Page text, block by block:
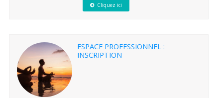
Cliquez ici
ESPACE PROFESSIONNEL :
INSCRIPTION